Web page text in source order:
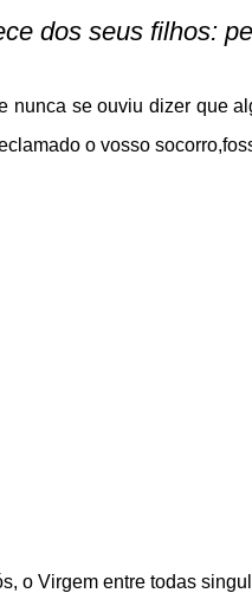
dos seus filhos:
nunca se ouviu dizer que
o vosso socorro,
o Virgem entre todas